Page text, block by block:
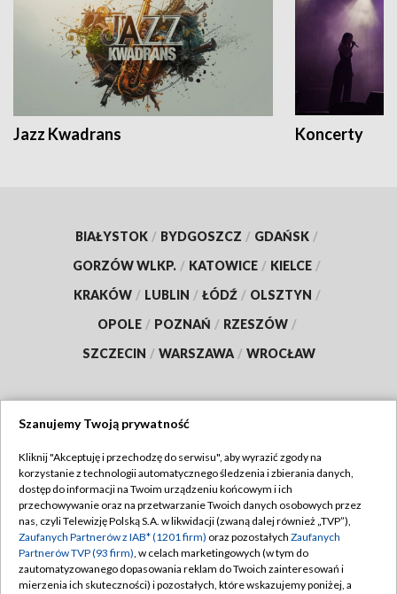
Jazz Kwadrans Koncerty
BIAŁYSTOK / BYDGOSZCZ / GDAŃSK /
GORZÓW WLKP. / KATOWICE / KIELCE /
KRAKÓW / LUBLIN / ŁÓDŹ / OLSZTYN /
OPOLE / POZNAŃ / RZESZÓW /
SZCZECIN / WARSZAWA / WROCŁAW
TVP
Abonament TVP
Emisja w TVP
Centrum informacji TVP
Regulamin TVP
Polityka prywatności
Moje zgody
Szanujemy Twoją prywatność
Kliknij "Akceptuję i przechodzę do serwisu", aby wyrazić zgody na
korzystanie z technologii automatycznego śledzenia i zbierania danych,
dostęp do informacji na Twoim urządzeniu końcowym i ich
przechowywanie oraz na przetwarzanie Twoich danych osobowych przez
nas, czyli Telewizję Polską S.A. w likwidacji (zwaną dalej również „TVP”),
Zaufanych Partnerów z IAB* (1201 firm) oraz pozostałych Zaufanych
Partnerów TVP (93 firm), w celach marketingowych (w tym do
zautomatyzowanego dopasowania reklam do Twoich zainteresowań i
mierzenia ich skuteczności) i pozostałych, które wskazujemy poniżej, a